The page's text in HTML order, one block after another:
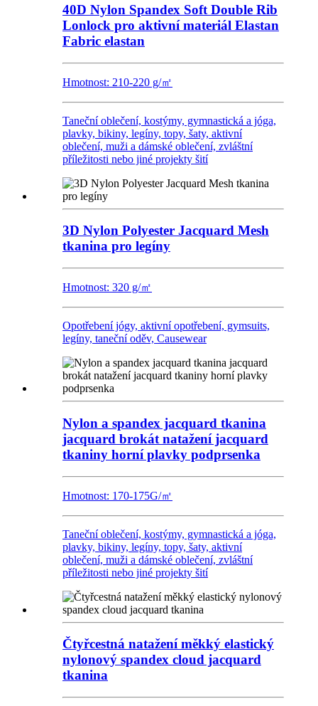
40D Nylon Spandex Soft Double Rib
Lonlock pro aktivní materiál Elastan
Fabric elastan
Hmotnost: 210-220 g/㎡
Taneční oblečení, kostýmy, gymnastická a jóga,
plavky, bikiny, legíny, topy, šaty, aktivní
oblečení, muži a dámské oblečení, zvláštní
příležitosti nebo jiné projekty šití
3D Nylon Polyester Jacquard Mesh
tkanina pro legíny
Hmotnost: 320 g/㎡
Opotřebení jógy, aktivní opotřebení, gymsuits,
legíny, taneční oděv, Causewear
Nylon a spandex jacquard tkanina
jacquard brokát natažení jacquard
tkaniny horní plavky podprsenka
Hmotnost: 170-175G/㎡
Taneční oblečení, kostýmy, gymnastická a jóga,
plavky, bikiny, legíny, topy, šaty, aktivní
oblečení, muži a dámské oblečení, zvláštní
příležitosti nebo jiné projekty šití
Čtyřcestná natažení měkký elastický
nylonový spandex cloud jacquard
tkanina